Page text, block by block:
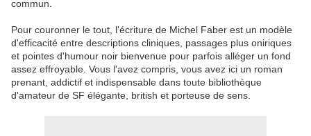
commun.
Pour couronner le tout, l'écriture de Michel Faber est un modèle
d'efficacité entre descriptions cliniques, passages plus oniriques
et pointes d'humour noir bienvenue pour parfois alléger un fond
assez effroyable. Vous l'avez compris, vous avez ici un roman
prenant, addictif et indispensable dans toute bibliothèque
d'amateur de SF élégante, british et porteuse de sens.